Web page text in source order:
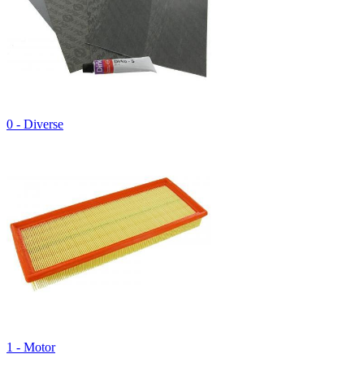
0 - Diverse
1 - Motor